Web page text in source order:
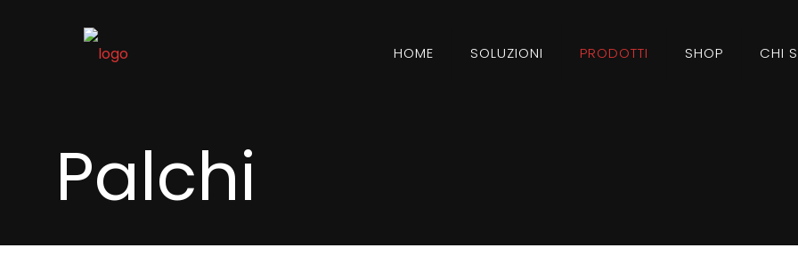
HOME SOLUZIONI PRODOTTI SHOP CHI
Palchi